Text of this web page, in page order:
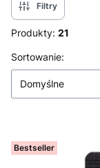
Filtry
Produkty: 21
Lista
Sortowanie:
Domyślne
Bestseller